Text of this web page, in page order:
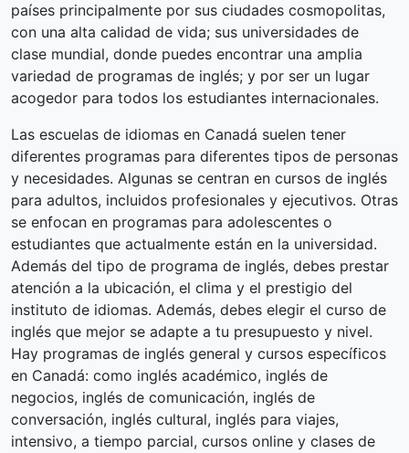
países principalmente por sus ciudades cosmopolitas,
con una alta calidad de vida; sus universidades de
clase mundial, donde puedes encontrar una amplia
variedad de programas de inglés; y por ser un lugar
acogedor para todos los estudiantes internacionales.
Las escuelas de idiomas en Canadá suelen tener
diferentes programas para diferentes tipos de personas
y necesidades. Algunas se centran en cursos de inglés
para adultos, incluidos profesionales y ejecutivos. Otras
se enfocan en programas para adolescentes o
estudiantes que actualmente están en la universidad.
Además del tipo de programa de inglés, debes prestar
atención a la ubicación, el clima y el prestigio del
instituto de idiomas. Además, debes elegir el curso de
inglés que mejor se adapte a tu presupuesto y nivel.
Hay programas de inglés general y cursos específicos
en Canadá: como inglés académico, inglés de
negocios, inglés de comunicación, inglés de
conversación, inglés cultural, inglés para viajes,
intensivo, a tiempo parcial, cursos online y clases de